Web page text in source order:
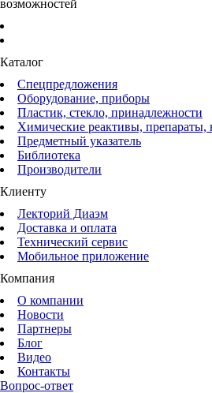
возможностей
Каталог
Спецпредложения
Оборудование, приборы
Пластик, стекло, принадлежности
Химические реактивы, препараты,
Предметный указатель
Библиотека
Производители
Клиенту
Лекторий Диаэм
Доставка и оплата
Технический сервис
Мобильное приложение
Компания
О компании
Новости
Партнеры
Блог
Видео
Контакты
Вопрос-ответ